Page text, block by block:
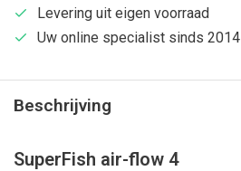
Levering uit eigen voorraad
Uw online specialist sinds 2014
Beschrijving
SuperFish air-flow 4